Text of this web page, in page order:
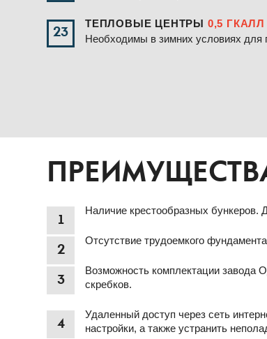
23
ТЕПЛОВЫЕ ЦЕНТРЫ 0,5 ГКАЛЛ
Необходимы в зимних условиях для
1
Наличие крестообразных бункеров.
2
Отсутствие трудоемкого
3
Возможность комплектации завода
скребков.
4
Удаленный доступ через сеть
настройки, а также устранить